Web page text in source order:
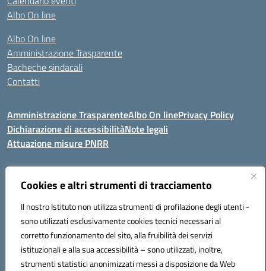
Cookies e altri strumenti di tracciamento
Il nostro Istituto non utilizza strumenti di profilazione degli utenti -
sono utilizzati esclusivamente cookies tecnici necessari al
corretto funzionamento del sito, alla fruibilità dei servizi
istituzionali e alla sua accessibilità – sono utilizzati, inoltre,
strumenti statistici anonimizzati messi a disposizione da Web
Albo On line
Albo On line
Amministrazione Trasparente
Bacheche sindacali
Contatti
Amministrazione TrasparenteAlbo On linePrivacy Policy
Dichiarazione di accessibilitàNote legali
Attuazione misure PNRR
VIA KENNEDY, 1 91011 ALCAMO (TP)
Mail: TPIC81000X@istruzione.it PEC: TPIC81000X@pec.istruzione.it
Codice meccanografico: TPIC81000X
Codice fiscale: 80003900810
Codice Univoco Ufficio: UFHNHB